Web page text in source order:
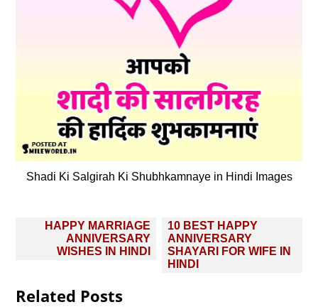
Shadi Ki Salgirah Ki Shubhkamnaye in Hindi Images
Post
navigation
HAPPY MARRIAGE
ANNIVERSARY
WISHES IN HINDI
10 BEST HAPPY
ANNIVERSARY
SHAYARI FOR WIFE IN
HINDI
Related Posts